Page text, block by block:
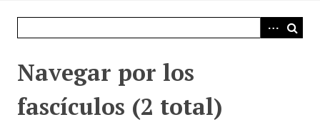
Navegar por los
fascículos (2 total)